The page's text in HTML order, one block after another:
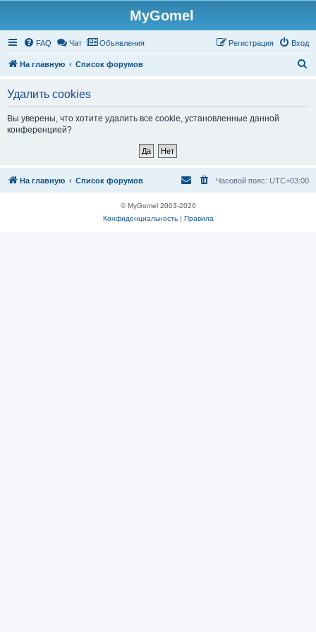
MyGomel
FAQ Чат Объявления Вход
Регистрация
На главную Список форумов
Удалить cookies
Вы уверены, что хотите удалить все cookie, установленные данной
конференцией?
На главную Список форумов Часовой пояс: UTC+03:00
© MyGomel 2003-2026
Конфиденциальность| Правила